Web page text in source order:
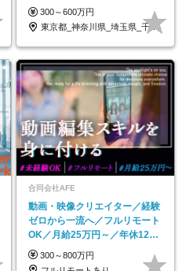
ープの正社員/sg
300～600万円
東京都_神奈川県_埼玉県_千葉県_大阪府…
合同会社AFE
動画・映像クリエイター／経験
ゼロから一流へ／フルリモート
OK／月給25万円～／年休125
日以上
300～800万円